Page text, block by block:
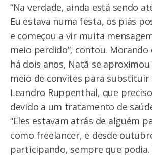
“Na verdade, ainda está sendo
Eu estava numa festa, os piás
e começou a vir muita
meio perdido”, contou. Morando
há dois anos, Natã se
meio de convites para substituir
Leandro Ruppenthal, que
devido a um tratamento de
“Eles estavam atrás de alguém
como freelancer, e desde
participando, sempre que podia.